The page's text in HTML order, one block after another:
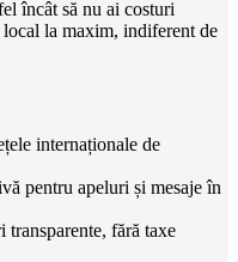
încât să nu ai costuri
la maxim, indiferent de
internaționale de
pentru apeluri și mesaje în
transparente, fără taxe